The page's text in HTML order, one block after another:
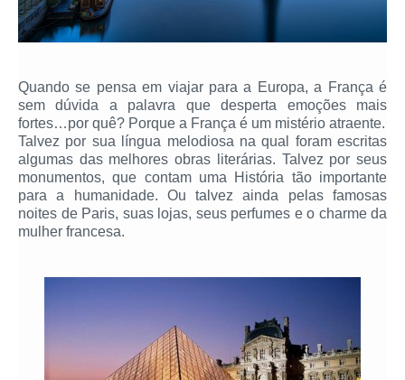
Quando se pensa em viajar para a Europa, a França é
sem dúvida a palavra que desperta emoções mais
fortes…por quê? Porque a França é um mistério atraente.
Talvez por sua língua melodiosa na qual foram escritas
algumas das melhores obras literárias. Talvez por seus
monumentos, que contam uma História tão importante
para a humanidade. Ou talvez ainda pelas famosas
noites de Paris, suas lojas, seus perfumes e o charme da
mulher francesa.